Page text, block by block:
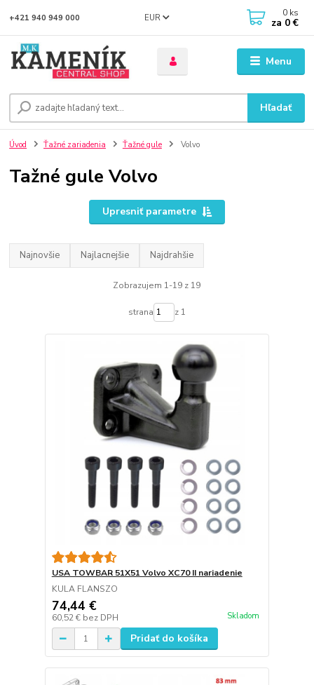
Menu
EUR
Hľadať
+421 940 949 000 0 ks
za 0 €
Úvod Ťažné zariadenia Ťažné gule Volvo
Tažné gule Volvo
Upresniť parametre
Najnovšie Najlacnejšie Najdrahšie
Zobrazujem 1-19 z 19
strana z 1
USA TOWBAR 51X51 Volvo XC70 II nariadenie
KULA FLANSZO
74,44 €
60,52 € bez DPH Skladom
Pridať do košíka